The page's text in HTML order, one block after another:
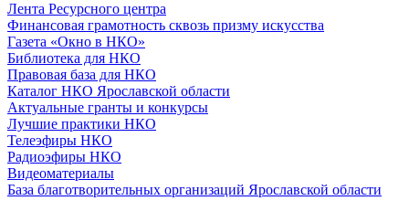
Лента Ресурсного центра
Финансовая грамотность сквозь призму искусства
Газета «Окно в НКО»
Библиотека для НКО
Правовая база для НКО
Каталог НКО Ярославской области
Актуальные гранты и конкурсы
Лучшие практики НКО
Телеэфиры НКО
Радиоэфиры НКО
Видеоматериалы
База благотворительных организаций Ярославской области